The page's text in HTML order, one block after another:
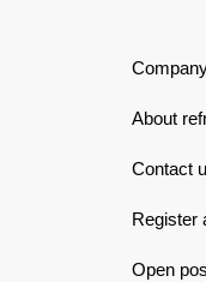
About
Contact
Register
Open